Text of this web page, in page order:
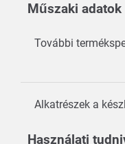
Műszaki adatok
További
Alkatrészek a
Használati